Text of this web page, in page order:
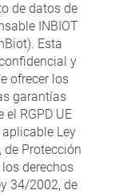
de datos de
INBIOT
Esta
y
ofrecer los
garantías
RGPD UE
Ley
de Protección
derechos
34/2002, de